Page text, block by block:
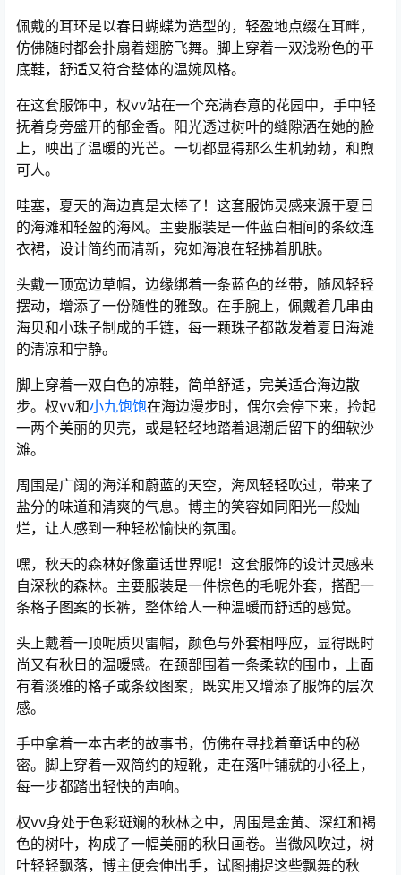
佩戴的耳环是以春日蝴蝶为造型的，轻盈地点缀在耳畔，
仿佛随时都会扑扇着翅膀飞舞。脚上穿着一双浅粉色的平
底鞋，舒适又符合整体的温婉风格。
在这套服饰中，权vv站在一个充满春意的花园中，手中轻
抚着身旁盛开的郁金香。阳光透过树叶的缝隙洒在她的脸
上，映出了温暖的光芒。一切都显得那么生机勃勃，和煦
可人。
哇塞，夏天的海边真是太棒了！这套服饰灵感来源于夏日
的海滩和轻盈的海风。主要服装是一件蓝白相间的条纹连
衣裙，设计简约而清新，宛如海浪在轻拂着肌肤。
头戴一顶宽边草帽，边缘绑着一条蓝色的丝带，随风轻轻
摆动，增添了一份随性的雅致。在手腕上，佩戴着几串由
海贝和小珠子制成的手链，每一颗珠子都散发着夏日海滩
的清凉和宁静。
脚上穿着一双白色的凉鞋，简单舒适，完美适合海边散
步。权vv和小九饱饱在海边漫步时，偶尔会停下来，捡起
一两个美丽的贝壳，或是轻轻地踏着退潮后留下的细软沙
滩。
周围是广阔的海洋和蔚蓝的天空，海风轻轻吹过，带来了
盐分的味道和清爽的气息。博主的笑容如同阳光一般灿
烂，让人感到一种轻松愉快的氛围。
嘿，秋天的森林好像童话世界呢！这套服饰的设计灵感来
自深秋的森林。主要服装是一件棕色的毛呢外套，搭配一
条格子图案的长裤，整体给人一种温暖而舒适的感觉。
头上戴着一顶呢质贝雷帽，颜色与外套相呼应，显得既时
尚又有秋日的温暖感。在颈部围着一条柔软的围巾，上面
有着淡雅的格子或条纹图案，既实用又增添了服饰的层次
感。
手中拿着一本古老的故事书，仿佛在寻找着童话中的秘
密。脚上穿着一双简约的短靴，走在落叶铺就的小径上，
每一步都踏出轻快的声响。
权vv身处于色彩斑斓的秋林之中，周围是金黄、深红和褐
色的树叶，构成了一幅美丽的秋日画卷。当微风吹过，树
叶轻轻飘落，博主便会伸出手，试图捕捉这些飘舞的秋